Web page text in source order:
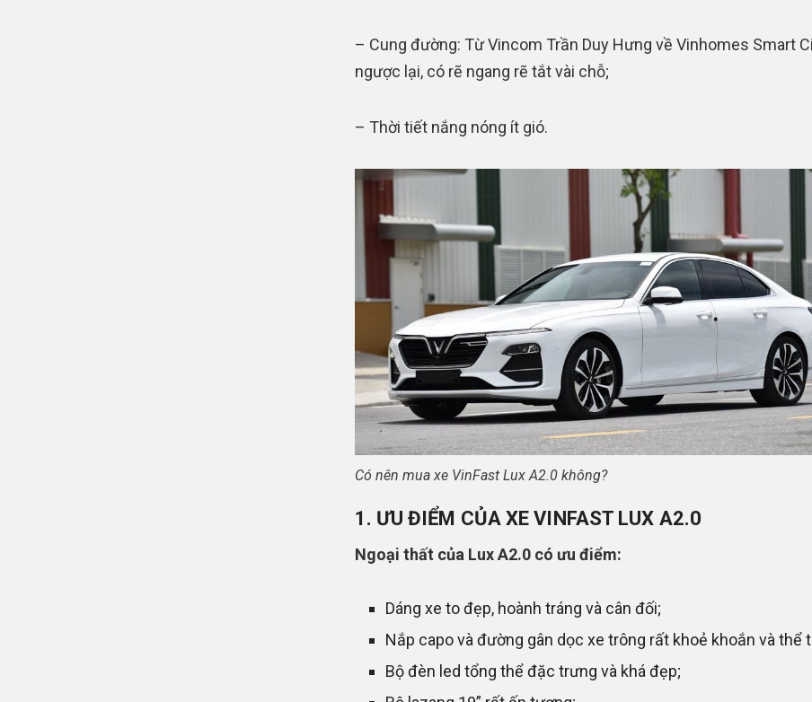
– Cung đường: Từ Vincom Trần Duy Hưng về Vinhomes Smart
ngược lại, có rẽ ngang rẽ tắt vài chỗ;
– Thời tiết nắng nóng ít gió.
Có nên mua xe VinFast Lux A2.0 không?
1. ƯU ĐIỂM CỦA XE VINFAST LUX A2.0
Ngoại thất của Lux A2.0 có ưu điểm:
Dáng xe to đẹp, hoành tráng và cân đối;
Nắp capo và đường gân dọc xe trông rất khoẻ khoắn và thể
Bộ đèn led tổng thể đặc trưng và khá đẹp;